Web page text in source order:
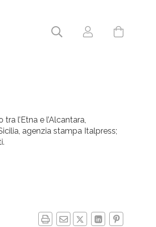
l’Etna e l’Alcantara,
agenzia stampa Italpress;